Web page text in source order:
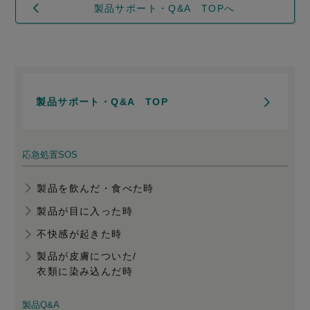
製品サポート・Q&A TOPへ
製品サポート・Q&A TOP
応急処置SOS
製品を飲んだ・食べた時
製品が目に入った時
不快感が起きた時
製品が皮膚についた/
衣類に染み込んだ時
製品Q&A